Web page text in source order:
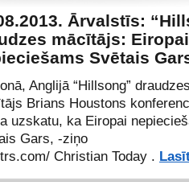
Ārvalstīs:
mācītājs:
Svētais
Anglijā “Hillsong”
Brians Houstons
uzskatu, ka Eiropai
Gars, -ziņo
/ Christian Today .